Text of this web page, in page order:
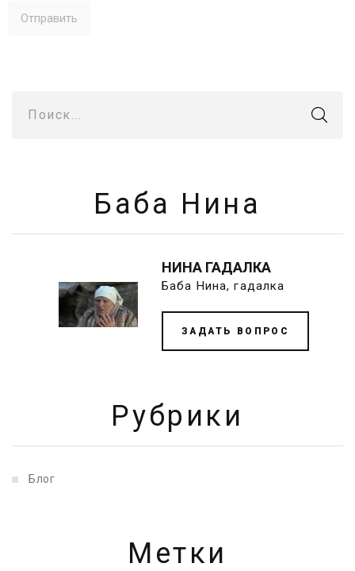
Поиск...
Баба Нина
НИНА ГАДАЛКА
Баба Нина, гадалка
ЗАДАТЬ ВОПРОС
Рубрики
Блог
Метки